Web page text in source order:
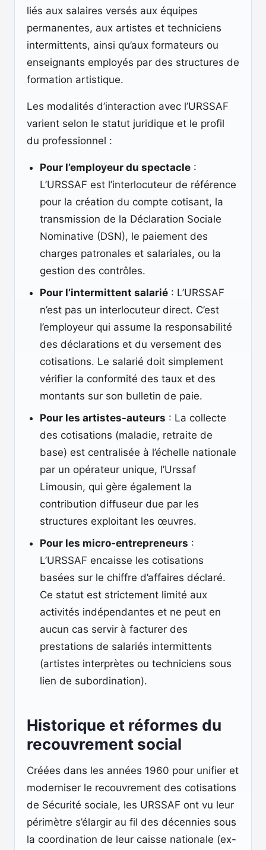
liés aux salaires versés aux équipes
permanentes, aux artistes et techniciens
intermittents, ainsi qu’aux formateurs ou
enseignants employés par des structures de
formation artistique.
Les modalités d’interaction avec l’URSSAF
varient selon le statut juridique et le profil
du professionnel :
Pour l’employeur du spectacle :
L’URSSAF est l’interlocuteur de référence
pour la création du compte cotisant, la
transmission de la Déclaration Sociale
Nominative (DSN), le paiement des
charges patronales et salariales, ou la
gestion des contrôles.
Pour l’intermittent salarié : L’URSSAF
n’est pas un interlocuteur direct. C’est
l’employeur qui assume la responsabilité
des déclarations et du versement des
cotisations. Le salarié doit simplement
vérifier la conformité des taux et des
montants sur son bulletin de paie.
Pour les artistes-auteurs : La collecte
des cotisations (maladie, retraite de
base) est centralisée à l’échelle nationale
par un opérateur unique, l’Urssaf
Limousin, qui gère également la
contribution diffuseur due par les
structures exploitant les œuvres.
Pour les micro-entrepreneurs :
L’URSSAF encaisse les cotisations
basées sur le chiffre d’affaires déclaré.
Ce statut est strictement limité aux
activités indépendantes et ne peut en
aucun cas servir à facturer des
prestations de salariés intermittents
(artistes interprètes ou techniciens sous
lien de subordination).
Historique et réformes du
recouvrement social
Créées dans les années 1960 pour unifier et
moderniser le recouvrement des cotisations
de Sécurité sociale, les URSSAF ont vu leur
périmètre s’élargir au fil des décennies sous
la coordination de leur caisse nationale (ex-